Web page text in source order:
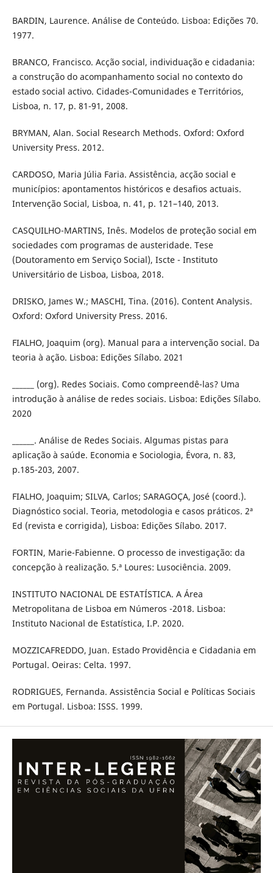
BARDIN, Laurence. Análise de Conteúdo. Lisboa: Edições 70.
1977.
BRANCO, Francisco. Acção social, individuação e cidadania:
a construção do acompanhamento social no contexto do
estado social activo. Cidades-Comunidades e Territórios,
Lisboa, n. 17, p. 81-91, 2008.
BRYMAN, Alan. Social Research Methods. Oxford: Oxford
University Press. 2012.
CARDOSO, Maria Júlia Faria. Assistência, acção social e
municípios: apontamentos históricos e desafios actuais.
Intervenção Social, Lisboa, n. 41, p. 121–140, 2013.
CASQUILHO-MARTINS, Inês. Modelos de proteção social em
sociedades com programas de austeridade. Tese
(Doutoramento em Serviço Social), Iscte - Instituto
Universitário de Lisboa, Lisboa, 2018.
DRISKO, James W.; MASCHI, Tina. (2016). Content Analysis.
Oxford: Oxford University Press. 2016.
FIALHO, Joaquim (org). Manual para a intervenção social. Da
teoria à ação. Lisboa: Edições Sílabo. 2021
______ (org). Redes Sociais. Como compreendê-las? Uma
introdução à análise de redes sociais. Lisboa: Edições Sílabo.
2020
______. Análise de Redes Sociais. Algumas pistas para
aplicação à saúde. Economia e Sociologia, Évora, n. 83,
p.185-203, 2007.
FIALHO, Joaquim; SILVA, Carlos; SARAGOÇA, José (coord.).
Diagnóstico social. Teoria, metodologia e casos práticos. 2ª
Ed (revista e corrigida), Lisboa: Edições Sílabo. 2017.
FORTIN, Marie-Fabienne. O processo de investigação: da
concepção à realização. 5.ª Loures: Lusociência. 2009.
INSTITUTO NACIONAL DE ESTATÍSTICA. A Área
Metropolitana de Lisboa em Números -2018. Lisboa:
Instituto Nacional de Estatística, I.P. 2020.
MOZZICAFREDDO, Juan. Estado Providência e Cidadania em
Portugal. Oeiras: Celta. 1997.
RODRIGUES, Fernanda. Assistência Social e Políticas Sociais
em Portugal. Lisboa: ISSS. 1999.